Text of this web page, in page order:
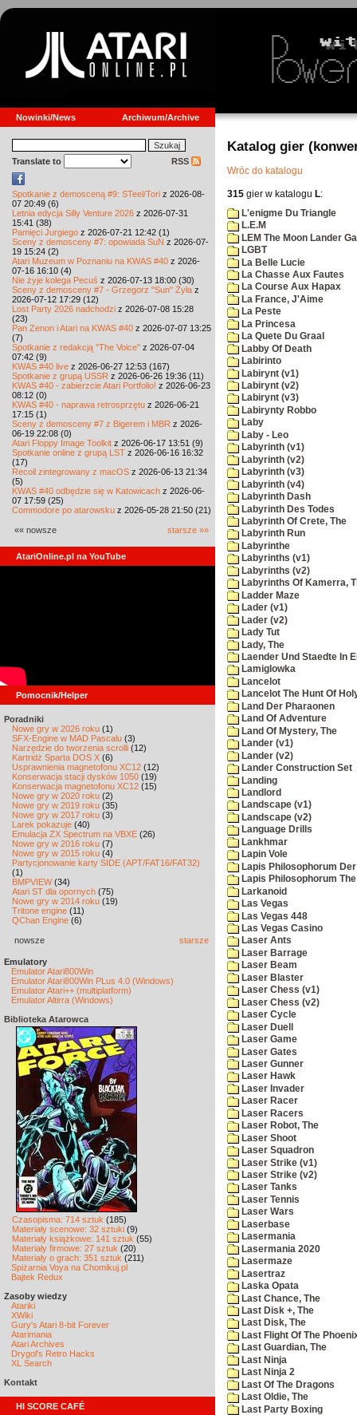
Nowinki/News Archiwum/Archive
Translate to RSS
Spotkanie z demosceną #9: STeel/Tori z 2026-08-
07 20:49 (6)
Letnia edycja Silly Venture 2026 z 2026-07-31
15:41 (38)
Pamięci Jurgiego z 2026-07-21 12:42 (1)
Sceny z demosceny #7: opowiada SuN z 2026-07-
19 15:24 (2)
Atari Muzeum w Poznaniu na KWAS #40 z 2026-
07-16 16:10 (4)
Nie żyje kolega Pecuś z 2026-07-13 18:00 (30)
Sceny z demosceny #7 - Grzegorz "Sun" Żyła z
2026-07-12 17:29 (12)
Lost Party 2026 nadchodzi z 2026-07-08 15:28
(23)
Pan Zenon i Atari na KWAS #40 z 2026-07-07 13:25
(7)
Spotkanie z redakcją "The Voice" z 2026-07-04
07:42 (9)
KWAS #40 live z 2026-06-27 12:53 (167)
Spotkanie z grupą USSR z 2026-06-26 19:36 (11)
KWAS #40 - zabierzcie Atari Portfolio! z 2026-06-23
08:12 (0)
KWAS #40 - naprawa retrosprzętu z 2026-06-21
17:15 (1)
Sceny z demosceny #7 z Bigerem i MBR z 2026-
06-19 22:08 (0)
Atari Floppy Image Toolkit z 2026-06-17 13:51 (9)
Spotkanie online z grupą LST z 2026-06-16 16:32
(17)
Recoil zintegrowany z macOS z 2026-06-13 21:34
(5)
KWAS #40 odbędzie się w Katowicach z 2026-06-
07 17:59 (25)
Commodore po atarowsku z 2026-05-28 21:50 (21)
«« nowsze starsze »»
AtariOnline.pl na YouTube
Pomocnik/Helper
Poradniki
Nowe gry w 2026 roku (1)
SFX-Engine w MAD Pascalu (3)
Narzędzie do tworzenia scrolli (12)
Kartridż Sparta DOS X (6)
Usprawnienia magnetofonu XC12 (12)
Konserwacja stacji dysków 1050 (19)
Konserwacja magnetofonu XC12 (15)
Nowe gry w 2020 roku (2)
Nowe gry w 2019 roku (35)
Nowe gry w 2017 roku (3)
Larek pokazuje (40)
Emulacja ZX Spectrum na VBXE (26)
Nowe gry w 2016 roku (7)
Nowe gry w 2015 roku (4)
Partycjonowanie karty SIDE (APT/FAT16/FAT32)
(1)
BMPVIEW(34)
Atari ST dla opornych (75)
Nowe gry w 2014 roku (19)
Tritone engine (11)
QChan Engine (6)
nowsze starsze
Emulatory
Emulator Atari800Win
Emulator Atari800Win PLus 4.0 (Windows)
Emulator Atari++ (multiplatform)
Emulator Altirra (Windows)
Biblioteka Atarowca
Czasopisma: 714 sztuk (185)
Materiały scenowe: 32 sztuki (9)
Materiały książkowe: 141 sztuk (55)
Materiały firmowe: 27 sztuk (20)
Materiały o grach: 351 sztuk (211)
Spiżarnia Voya na Chomikuj.pl
Bajtek Redux
Zasoby wiedzy
Atariki
XWiki
Gury's Atari 8-bit Forever
Atarimania
Atari Archives
Drygol's Retro Hacks
XL Search
Kontakt
HI SCORE CAFÉ
Katalog gier
Wróc do katalogu
315 gier w katalogu L:
L'enigme Du Triangle
L.E.M
LEM The Moon Lander
LGBT
La Belle Lucie
La Chasse Aux Fautes
La Course Aux Hapax
La France, J'Aime
La Peste
La Princesa
La Quete Du Graal
Labby Of Death
Labirinto
Labirynt (v1)
Labirynt (v2)
Labirynt (v3)
Labirynty Robbo
Laby
Laby - Leo
Labyrinth (v1)
Labyrinth (v2)
Labyrinth (v3)
Labyrinth (v4)
Labyrinth Dash
Labyrinth Des Todes
Labyrinth Of Crete, The
Labyrinth Run
Labyrinthe
Labyrinths (v1)
Labyrinths (v2)
Labyrinths Of Kamerra,
Ladder Maze
Lader (v1)
Lader (v2)
Lady Tut
Lady, The
Laender Und Staedte In
Lamiglowka
Lancelot
Lancelot The Hunt Of
Land Der Pharaonen
Land Of Adventure
Land Of Mystery, The
Lander (v1)
Lander (v2)
Lander Construction Set
Landing
Landlord
Landscape (v1)
Landscape (v2)
Language Drills
Lankhmar
Lapin Vole
Lapis Philosophorum
Lapis Philosophorum
Larkanoid
Las Vegas
Las Vegas 448
Las Vegas Casino
Laser Ants
Laser Barrage
Laser Beam
Laser Blaster
Laser Chess (v1)
Laser Chess (v2)
Laser Cycle
Laser Duell
Laser Game
Laser Gates
Laser Gunner
Laser Hawk
Laser Invader
Laser Racer
Laser Racers
Laser Robot, The
Laser Shoot
Laser Squadron
Laser Strike (v1)
Laser Strike (v2)
Laser Tanks
Laser Tennis
Laser Wars
Laserbase
Lasermania
Lasermania 2020
Lasermaze
Lasertraz
Laska Opata
Last Chance, The
Last Disk +, The
Last Disk, The
Last Flight Of The
Last Guardian, The
Last Ninja
Last Ninja 2
Last Of The Dragons
Last Oldie, The
Last Party Boxing